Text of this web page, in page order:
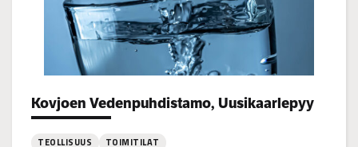
Kovjoen Vedenpuhdistamo, Uusikaarlepyy
Project types:
TEOLLISUUS TOIMITILAT